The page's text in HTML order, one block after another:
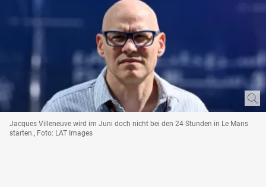
Jacques Villeneuve wird im Juni doch nicht bei den 24 Stunden in Le Mans
starten., Foto: LAT Images